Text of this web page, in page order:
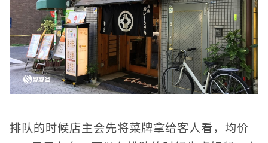
排队的时候店主会先将菜牌拿给客人看，均价